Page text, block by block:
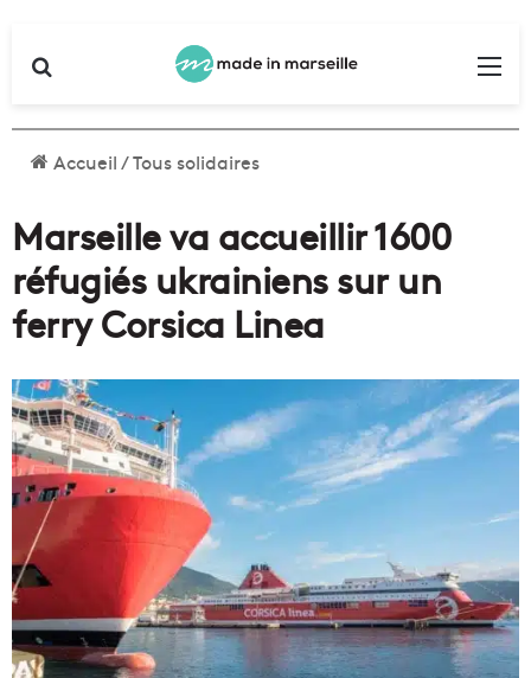
Accueil/Tous solidaires
Marseille va accueillir 1600
réfugiés ukrainiens sur un
ferry Corsica Linea